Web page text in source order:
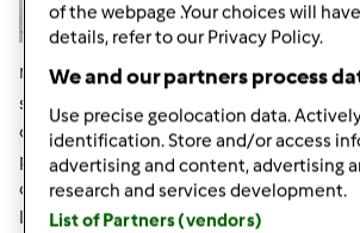
Mar, 08/05/2014 - 08:30
se qualcuno c'è batta un colpo
che ho iniziato la mia pm e mi sono
poco tempo. diciamo che se aspetto i
che si ammosci come quando supera la
l'impasto ... o magari sbaglio ed è giusto
of the webpage .Your choices will
details, refer to our Privacy Policy.
We and our partners process
Use precise geolocation data.
identification. Store and/or access
advertising and content, advertising
research and services development.
List of Partners (vendors)